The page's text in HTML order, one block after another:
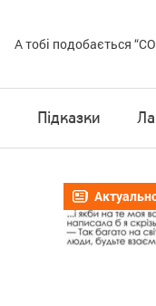
А тобі подобається
Підказки